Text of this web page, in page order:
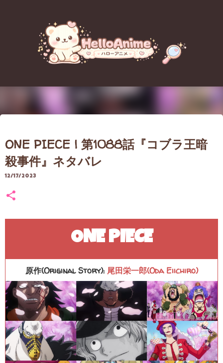
【重要なお知らせ】アクセス障害
のお詫びとブログ移転（引っ越
し）について
ONE PIECE | 第1088話『コブラ王暗
殺事件』ネタバレ
12/17/2023
ONE PIECE
原作(Original Story): 尾田栄一郎(Oda Eiichiro)